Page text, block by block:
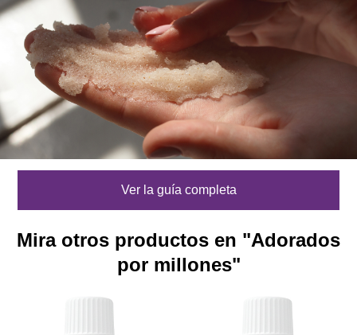
Ver la guía completa
Mira otros productos en "Adorados
por millones"